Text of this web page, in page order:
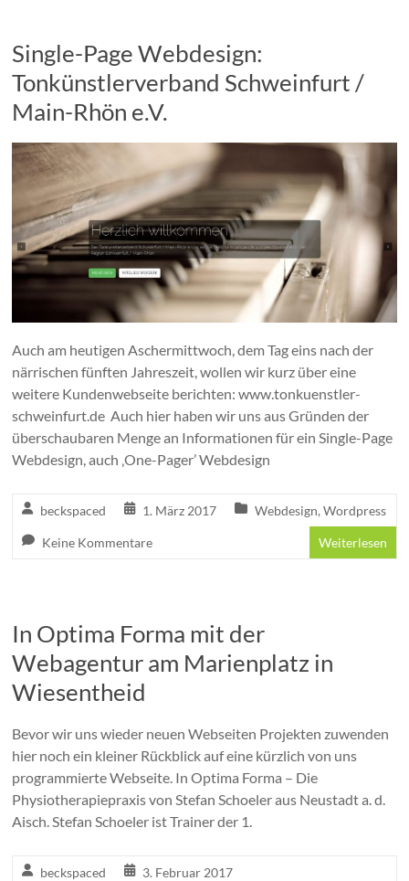
Single-Page Webdesign:
Tonkünstlerverband Schweinfurt /
Main-Rhön e.V.
Auch am heutigen Aschermittwoch, dem Tag eins nach der
närrischen fünften Jahreszeit, wollen wir kurz über eine
weitere Kundenwebseite berichten: www.tonkuenstler-
schweinfurt.de Auch hier haben wir uns aus Gründen der
überschaubaren Menge an Informationen für ein Single-Page
Webdesign, auch ‚One-Pager’ Webdesign
beckspaced 1. März 2017 Webdesign,Wordpress
Keine Kommentare Weiterlesen
In Optima Forma mit der
Webagentur am Marienplatz in
Wiesentheid
Bevor wir uns wieder neuen Webseiten Projekten zuwenden
hier noch ein kleiner Rückblick auf eine kürzlich von uns
programmierte Webseite. In Optima Forma – Die
Physiotherapiepraxis von Stefan Schoeler aus Neustadt a. d.
Aisch. Stefan Schoeler ist Trainer der 1.
beckspaced 3. Februar 2017